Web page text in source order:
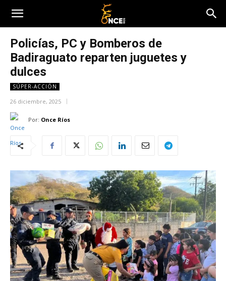
Policías, PC y Bomberos de
Badiraguato reparten juguetes y
dulces
SÚPER-ACCIÓN
26 diciembre, 2025
Por: Once Ríos